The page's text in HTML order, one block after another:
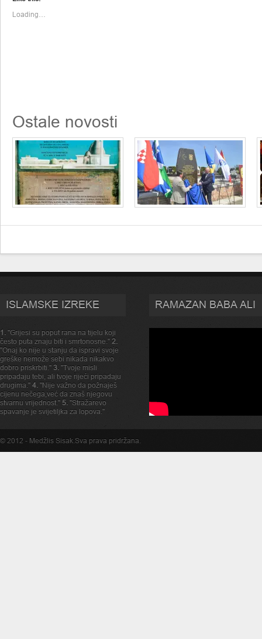
new
Loading…
Ostale novosti
ISLAMSKE IZREKE
1. "Grijesi su poput rana na tijelu koji
često puta znaju biti i smrtonosne." 2.
"Onaj ko nije u stanju da ispravi svoje
greške nemože sebi nikada nikakvo
dobro priskrbiti." 3. "Tvoje misli
pripadaju tebi, ali tvoje rijeći pripadaju
drugima." 4. "Nije važno da požnaješ
cijenu nečega,već da znaš njegovu
stvarnu vrijednost." 5. "Stražarevo
spavanje je svijetiljka za lopova."
RAMAZAN BABA ALI
© 2012 - Medžlis Sisak.Sva prava pridržana.